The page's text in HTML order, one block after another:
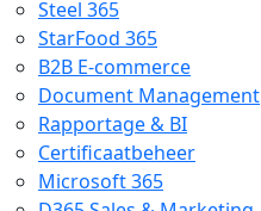
Steel 365
StarFood 365
B2B E-commerce
Document Management
Rapportage & BI
Certificaatbeheer
Microsoft 365